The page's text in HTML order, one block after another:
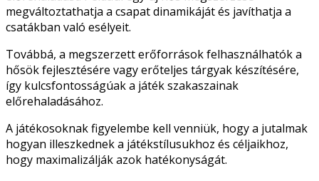
megváltoztathatja a csapat dinamikáját és javíthatja a
csatákban való esélyeit.
Továbbá, a megszerzett erőforrások felhasználhatók a
hősök fejlesztésére vagy erőteljes tárgyak készítésére,
így kulcsfontosságúak a játék szakaszainak
előrehaladásához.
A játékosoknak figyelembe kell venniük, hogy a jutalmak
hogyan illeszkednek a játékstílusukhoz és céljaikhoz,
hogy maximalizálják azok hatékonyságát.